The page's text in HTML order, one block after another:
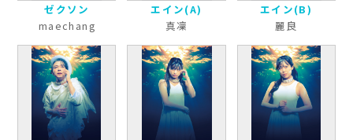
ゼクソン
maechang
エイン(A)
真凜
エイン(B)
麗良